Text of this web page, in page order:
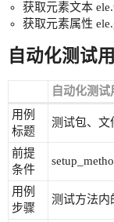
获取元素文本
获取元素属性
自动化测试
自动化测试
用例
标题
测试包、文
前提
条件
用例
步骤
测试方法内